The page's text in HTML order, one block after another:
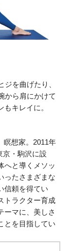
を曲げたり、
から肩にかけて
キレイに。
瞑想家。2011年
京・駒沢に設
へと導くメソッ
ったさまざまな
信頼を得てい
トラクター育成
ーマに、美しさ
とを目指してい